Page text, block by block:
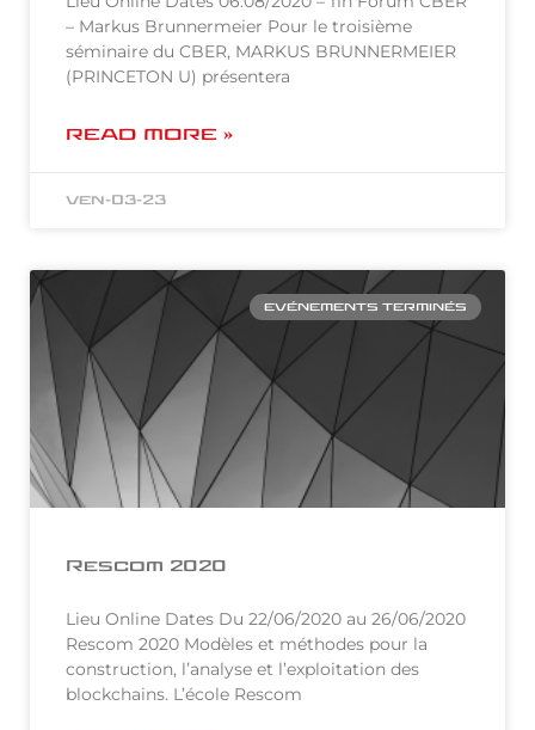
– Markus Brunnermeier Pour le troisième
séminaire du CBER, MARKUS BRUNNERMEIER
(PRINCETON U) présentera
READ MORE »
ven-03-23
EVÉNEMENTS TERMINÉS
Rescom 2020
Lieu Online Dates Du 22/06/2020 au 26/06/2020
Rescom 2020 Modèles et méthodes pour la
construction, l’analyse et l’exploitation des
blockchains. L’école Rescom